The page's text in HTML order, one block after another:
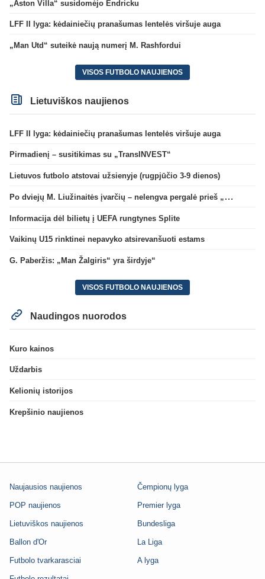
„Aston Villa“ susidomėjo Endricku
LFF II lyga: kėdainiečių pranašumas lentelės viršuje auga
„Man Utd“ suteikė naują numerį M. Rashfordui
VISOS FUTBOLO NAUJIENOS
Lietuviškos naujienos
LFF II lyga: kėdainiečių pranašumas lentelės viršuje auga
Pirmadienį – susitikimas su „TransINVEST“
Lietuvos futbolo atstovai užsienyje (rugpjūčio 3-9 dienos)
Po dviejų M. Liužinaitės įvarčių – nelengva pergalė prieš „Bangą“
Informacija dėl bilietų į UEFA rungtynes Splite
Vaikinų U15 rinktinei nepavyko atsirevanšuoti estams
G. Paberžis: „Man Žalgiris“ yra širdyje“
VISOS FUTBOLO NAUJIENOS
Naudingos nuorodos
Kuro kainos
Uždarbis
Kelionių istorijos
Krepšinio naujienos
Naujausios naujienos
POP naujienos
Lietuviškos naujienos
Ballon d'Or
Futbolo tvarkarasciai
Čempionų lyga
Premier lyga
Bundesliga
La Liga
A lyga